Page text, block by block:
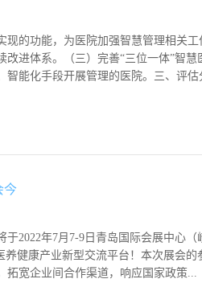
的功能，为医院加强智慧管理相关
进体系。（三）完善“三位一体”智
能化手段开展管理的医院。三、评估
今
年7月7-9日青岛国际会展中心（
健康产业新型交流平台！本次展会
拓宽企业间合作渠道，响应国家政策...